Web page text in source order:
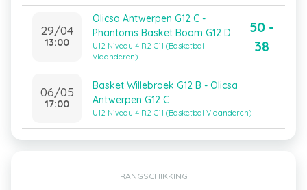
29/04
13:00
Olicsa Antwerpen G12 C -
Phantoms Basket Boom G12 D
U12 Niveau 4 R2 C11 (Basketbal
Vlaanderen)
50 -
38
06/05
17:00
Basket Willebroek G12 B - Olicsa
Antwerpen G12 C
U12 Niveau 4 R2 C11 (Basketbal Vlaanderen)
RANGSCHIKKING